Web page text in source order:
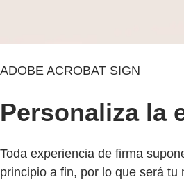
ADOBE ACROBAT SIGN
Personaliza la
Toda experiencia de firma
principio a fin, por lo que será